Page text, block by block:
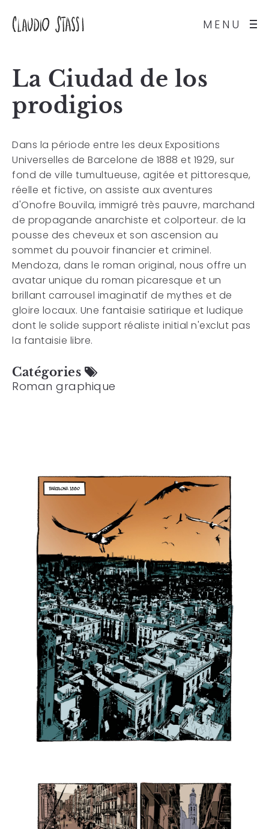
MENU
La Ciudad de los
prodigios
Dans la période entre les deux Expositions
Universelles de Barcelone de 1888 et 1929, sur
fond de ville tumultueuse, agitée et pittoresque,
réelle et fictive, on assiste aux aventures
d'Onofre Bouvila, immigré très pauvre, marchand
de propagande anarchiste et colporteur. de la
pousse des cheveux et son ascension au
sommet du pouvoir financier et criminel.
Mendoza, dans le roman original, nous offre un
avatar unique du roman picaresque et un
brillant carrousel imaginatif de mythes et de
gloire locaux. Une fantaisie satirique et ludique
dont le solide support réaliste initial n'exclut pas
la fantaisie libre.
Catégories
Roman graphique